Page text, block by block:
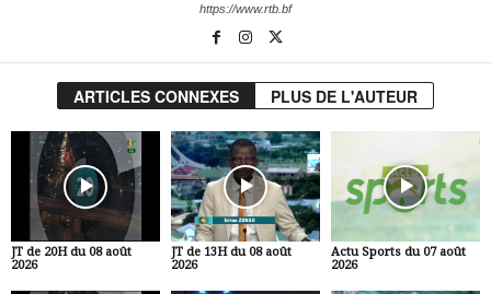
https://www.rtb.bf
ARTICLES CONNEXES PLUS DE L'AUTEUR
JT de 20H du 08 août
2026
JT de 13H du 08 août
2026
Actu Sports du 07 août
2026